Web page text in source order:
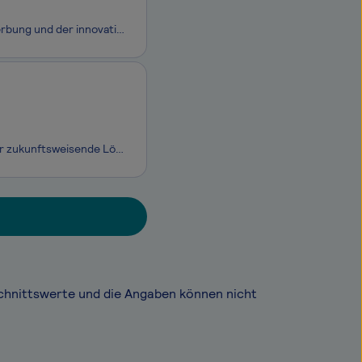
Wir bei inovisco sind Full Service-Dienstleister im Segment der mobilen Außenwerbung und der innovativen Sonderwerbeformen. Unser Slogan ist Programm: "Wirb doch, wo DU willst!" – wir bringen die Markenbotschaften unserer Kunden in den Out-of-Home-Bereich. Egal ob fahrend, laufend oder f
Referenzcode: 20574 Gesellschaft: TÜV International GmbH Die Begeisterung für zukunftsweisende Lösungen teilen wir mit über 28.000 Menschen rund um den Globus. Bei TÜV Rheinland können Sie Ihr Wissen eigenverantwortlich einbringen und sich dabei persönlich immer weiter entwickeln. Wir sind ein Team
und die Angaben können nicht